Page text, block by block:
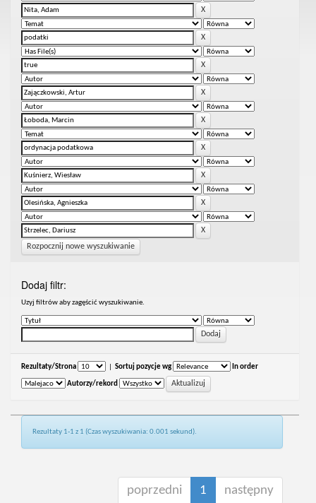
Rozpocznij nowe wyszukiwanie
Dodaj filtr:
Uzyj filtrów aby zagęścić wyszukiwanie.
Rezultaty/Strona Sortuj pozycje wg In order
Autorzy/rekord
Rezultaty 1-1 z 1 (Czas wyszukiwania: 0.001 sekund).
poprzedni 1 następny